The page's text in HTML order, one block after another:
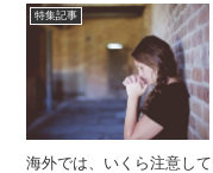
特集記事
海外では、いくら注意し